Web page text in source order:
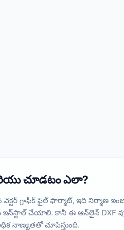
చూడటం ఎలా?
గ్రాఫిక్ ఫైల్ ఫార్మాట్, ఇది నిర్మాణ
ఇన్‌స్టాల్ చేయాలి. కానీ ఈ ఆన్‌లైన్
నాణ్యతతో చూపిస్తుంది.